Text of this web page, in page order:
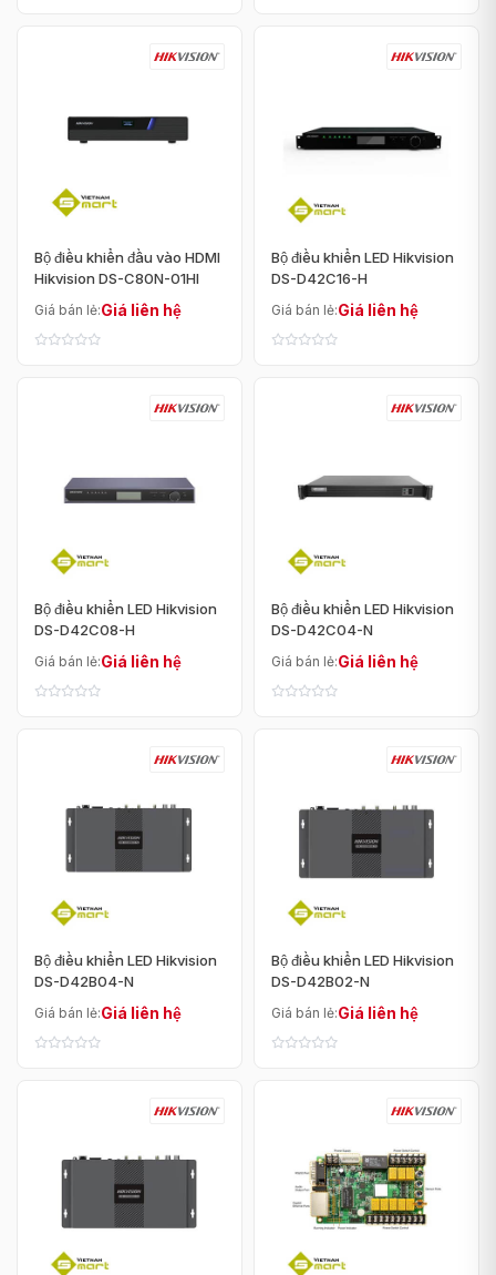
Bộ điều khiển đầu vào HDMI
Hikvision DS-C80N-01HI
Giá bán lẻ:Giá liên hệ
Bộ điều khiển LED Hikvision
DS-D42C16-H
Giá bán lẻ:Giá liên hệ
Bộ điều khiển LED Hikvision
DS-D42C08-H
Giá bán lẻ:Giá liên hệ
Bộ điều khiển LED Hikvision
DS-D42C04-N
Giá bán lẻ:Giá liên hệ
Bộ điều khiển LED Hikvision
DS-D42B04-N
Giá bán lẻ:Giá liên hệ
Bộ điều khiển LED Hikvision
DS-D42B02-N
Giá bán lẻ:Giá liên hệ